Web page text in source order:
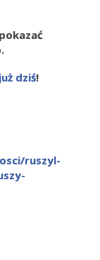
dziś!
ruszyl-